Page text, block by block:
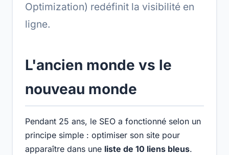
Optimization) redéfinit la visibilité en
ligne.
L'ancien monde vs le
nouveau monde
Pendant 25 ans, le SEO a fonctionné selon un
principe simple : optimiser son site pour
apparaître dans une liste de 10 liens bleus.